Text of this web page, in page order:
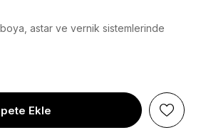
astar ve vernik sistemlerinde